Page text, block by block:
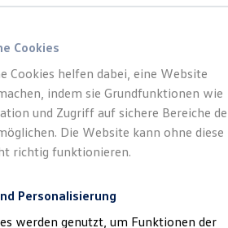
ID Vorteile
kaufen
Cookies
Cookies helfen dabei, eine Website
indem sie Grundfunktionen wie
und Zugriff auf sichere Bereiche
Die Website kann ohne diese
richtig funktionieren.
Personalisierung
werden genutzt, um Funktionen der